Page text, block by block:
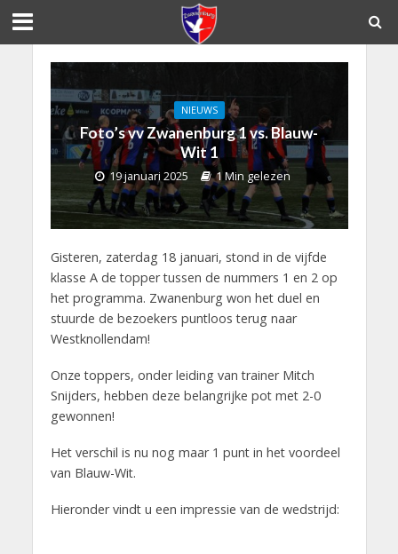
NIEUWS
Foto’s vv Zwanenburg 1 vs. Blauw-
Wit 1
19 januari 2025 1 Min gelezen
Gisteren, zaterdag 18 januari, stond in de vijfde
klasse A de topper tussen de nummers 1 en 2 op
het programma. Zwanenburg won het duel en
stuurde de bezoekers puntloos terug naar
Westknollendam!
Onze toppers, onder leiding van trainer Mitch
Snijders, hebben deze belangrijke pot met 2-0
gewonnen!
Het verschil is nu nog maar 1 punt in het voordeel
van Blauw-Wit.
Hieronder vindt u een impressie van de wedstrijd: